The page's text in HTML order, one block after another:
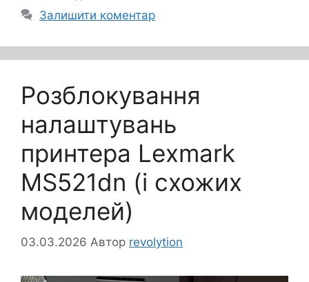
Залишити коментар
Розблокування
налаштувань
принтера Lexmark
MS521dn (і схожих
моделей)
03.03.2026 Автор revolytion